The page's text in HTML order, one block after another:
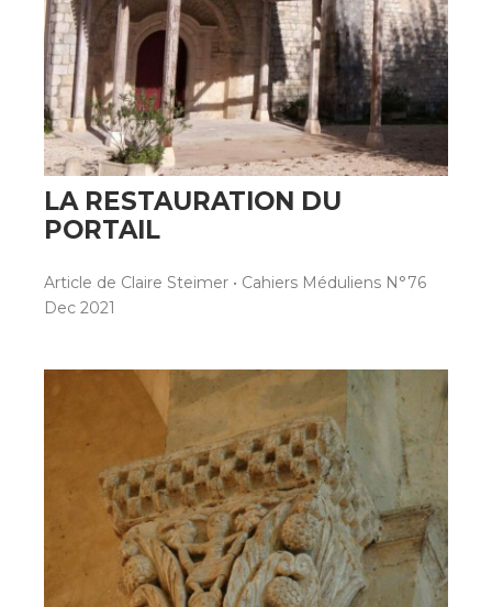
LA RESTAURATION DU
PORTAIL
Article de Claire Steimer • Cahiers Méduliens N°76
Dec 2021